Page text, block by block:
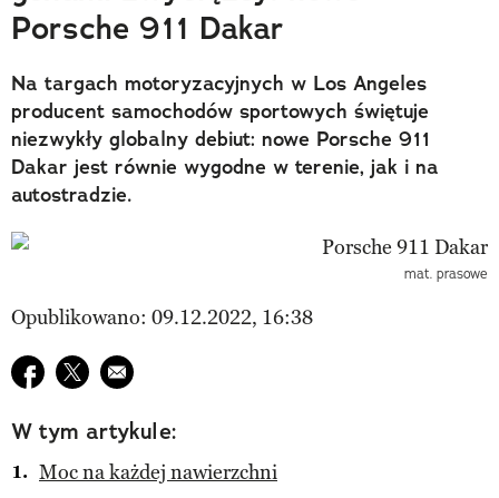
Porsche 911 Dakar
Na targach motoryzacyjnych w Los Angeles
producent samochodów sportowych świętuje
niezwykły globalny debiut: nowe Porsche 911
Dakar jest równie wygodne w terenie, jak i na
autostradzie.
mat. prasowe
Opublikowano: 09.12.2022, 16:38
Udostępnij na facebook
Udostępnij na twitter
E-mail do przyjaciela
W tym artykule:
Moc na każdej nawierzchni